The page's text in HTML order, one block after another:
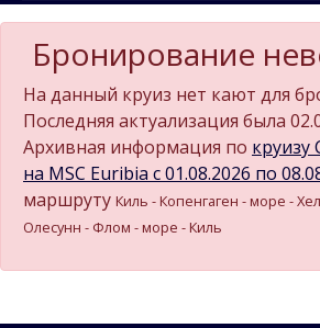
Бронирование
На данный круиз нет кают для
Последняя актуализация была
Архивная информация по круизу
на MSC Euribia c 01.08.2026 по
маршруту Киль - Копенгаген - море -
Олесунн - Флом - море - Киль